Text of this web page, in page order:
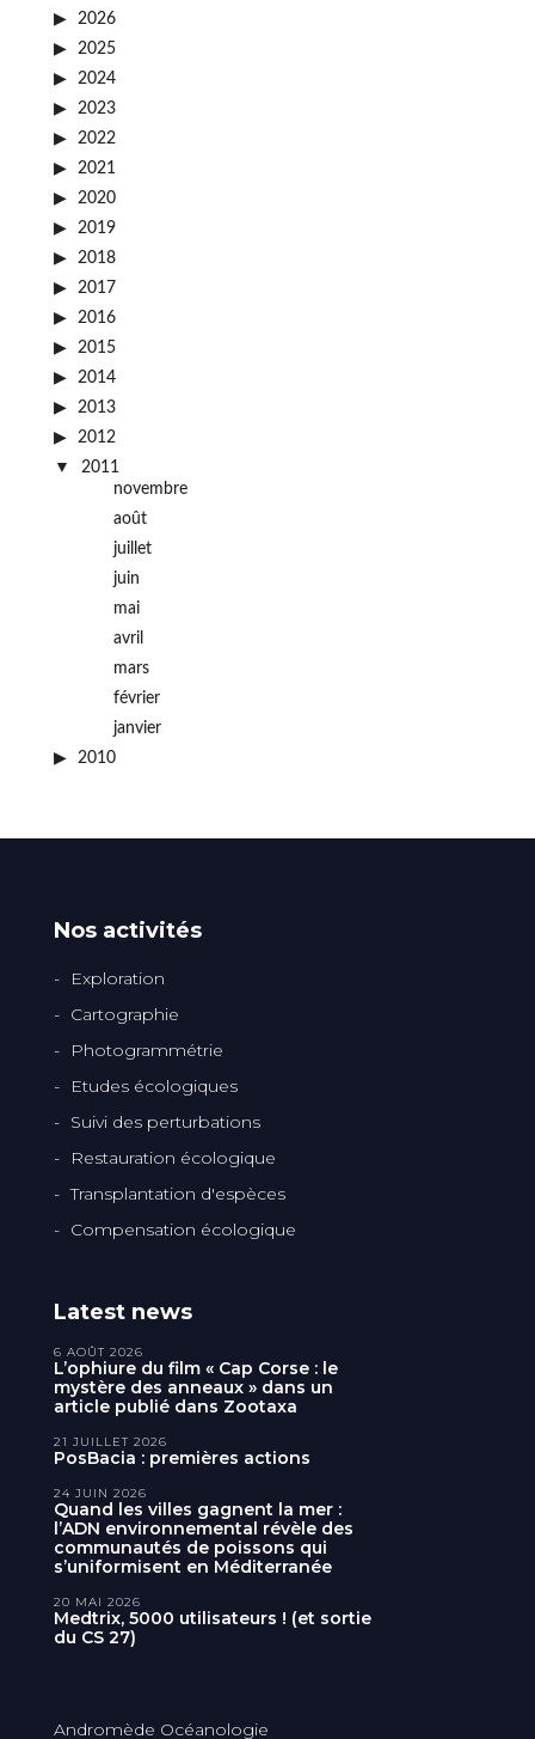
2026
2025
2024
2023
2022
2021
2020
2019
2018
2017
2016
2015
2014
2013
2012
2011
novembre
août
juillet
juin
mai
avril
mars
février
janvier
2010
Nos activités
Exploration
Cartographie
Photogrammétrie
Etudes écologiques
Suivi des perturbations
Restauration écologique
Transplantation d'espèces
Compensation écologique
Latest news
L’ophiure du film « Cap Corse : le
mystère des anneaux » dans un
article publié dans Zootaxa
6 AOÛT 2026
PosBacia : premières actions
21 JUILLET 2026
Quand les villes gagnent la mer :
l’ADN environnemental révèle des
communautés de poissons qui
s’uniformisent en Méditerranée
24 JUIN 2026
Medtrix, 5000 utilisateurs ! (et sortie
du CS 27)
20 MAI 2026
Andromède Océanologie